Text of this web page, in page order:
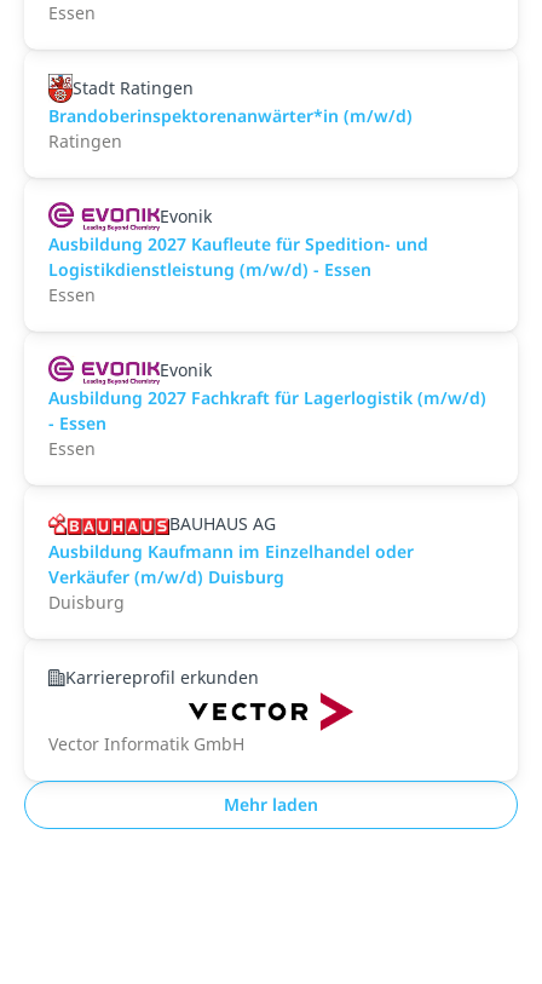
Essen
Stadt Ratingen
Brandoberinspektorenanwärter*in (m/w/d)
Ratingen
Evonik
Ausbildung 2027 Kaufleute für Spedition- und
Logistikdienstleistung (m/w/d) - Essen
Essen
Evonik
Ausbildung 2027 Fachkraft für Lagerlogistik (m/w/d)
- Essen
Essen
BAUHAUS AG
Ausbildung Kaufmann im Einzelhandel oder
Verkäufer (m/w/d) Duisburg
Duisburg
Karriereprofil erkunden
Vector Informatik GmbH
Mehr laden